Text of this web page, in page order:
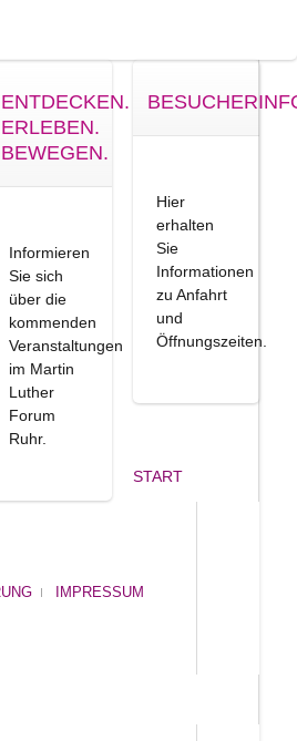
ENTDECKEN.
ERLEBEN.
BEWEGEN.
Informieren
Sie sich
über die
kommenden
Veranstaltungen
im Martin
Luther
Forum
Ruhr.
Hier
erhalten
Sie
Informationen
zu Anfahrt
und
Öffnungszeiten.
IMPRESSUM
START